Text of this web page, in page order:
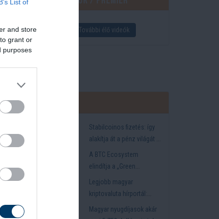
List of
and store
grant or
purposes
392
További élő videók
Stabilcoinos fizetés: így
alakítja át a pénz világát a
Visa, a Mastercard és a
Western Union
A BTC Ecosystem
elindítja a „Green
Hashrate Standard”
kezdeményezést,
megújuló energián
Legjobb magyar
kriptovaluta hírportál:
miért figyelnek egyre
többen a ProfitLine-ra?
Magyar nyugdíjasok akár